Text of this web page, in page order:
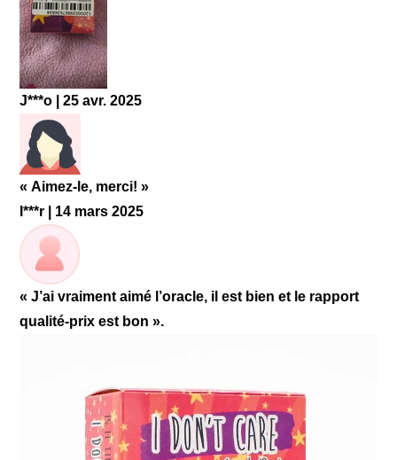
J***o | 25 avr. 2025
« Aimez-le, merci! »
I***r | 14 mars 2025
« J’ai vraiment aimé l’oracle, il est bien et le rapport
qualité-prix est bon ».